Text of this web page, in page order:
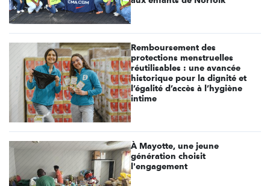
Remboursement des
protections menstruelles
réutilisables : une avancée
historique pour la dignité et
l’égalité d’accès à l’hygiène
intime
À Mayotte, une jeune
génération choisit
l'engagement